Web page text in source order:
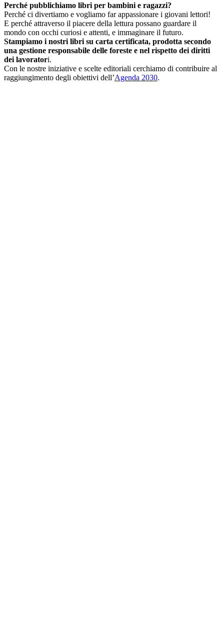
Perché pubblichiamo libri per bambini e ragazzi?
Perché ci divertiamo e vogliamo far appassionare i giovani lettori!
E perché attraverso il piacere della lettura possano guardare il
mondo con occhi curiosi e attenti, e immaginare il futuro.
Stampiamo i nostri libri su carta certificata, prodotta secondo
una gestione responsabile delle foreste e nel rispetto dei diritti
dei lavoratori.
Con le nostre iniziative e scelte editoriali cerchiamo di contribuire al
raggiungimento degli obiettivi dell’Agenda 2030.